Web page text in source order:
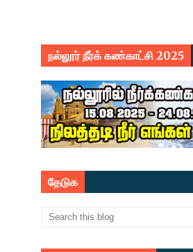
நல்லூர் நீர்க் கண்காட்சி 2025
தேடுக